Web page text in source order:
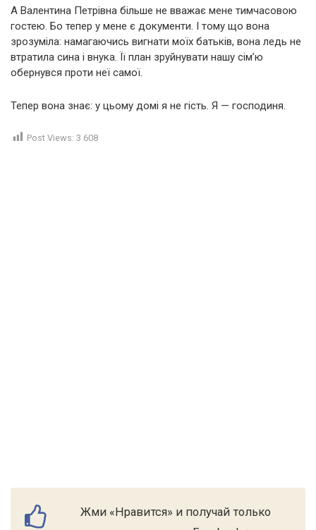
А Валентина Петрівна більше не вважає мене тимчасовою
гостею. Бо тепер у мене є документи. І тому що вона
зрозуміла: намагаючись вигнати моїх батьків, вона ледь не
втратила сина і внука. Її план зруйнувати нашу сім’ю
обернувся проти неї самої.
Тепер вона знає: у цьому домі я не гість. Я — господиня.
Post Views: 3 608
Жми «Нравится» и получай только